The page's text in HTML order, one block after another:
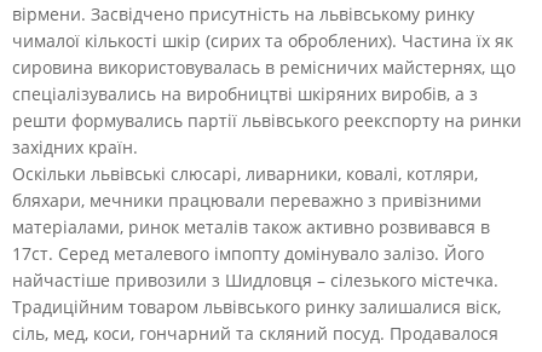
вірмени. Засвідчено присутність на львівському ринку
чималої кількості шкір (сирих та оброблених). Частина їх як
сировина використовувалась в ремісничих майстернях, що
спеціалізувались на виробництві шкіряних виробів, а з
решти формувались партії львівського реекспорту на ринки
західних країн.
Оскільки львівські слюсарі, ливарники, ковалі, котляри,
бляхари, мечники працювали переважно з привізними
матеріалами, ринок металів також активно розвивався в
17ст. Серед металевого імпопту домінувало залізо. Його
найчастіше привозили з Шидловця – сілезького містечка.
Традиційним товаром львівського ринку залишалися віск,
сіль, мед, коси, гончарний та скляний посуд. Продавалося